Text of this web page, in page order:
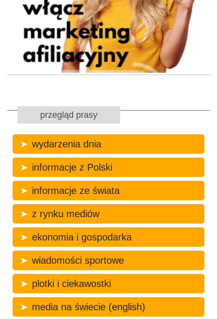
przegląd prasy
wydarzenia dnia
informacje z Polski
informacje ze świata
z rynku mediów
ekonomia i gospodarka
wiadomości sportowe
plotki i ciekawostki
media na świecie (english)